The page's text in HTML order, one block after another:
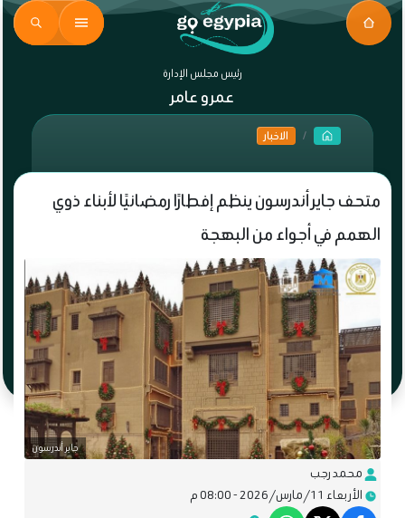
رئيس مجلس الإدارة
عمرو عامر
الاخبار
متحف جاير أندرسون ينظم إفطارًا رمضانيًا لأبناء ذوي
الهمم في أجواء من البهجة
جاير أندرسون
محمد رجب
الأربعاء 11/مارس/2026 - 08:00 م